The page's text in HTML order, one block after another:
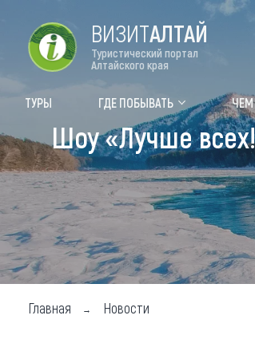
Форум VISIT ALTAI
Туры
ВИЗИТАЛТАЙ
Туристический портал
Алтайского края
ТУРЫ ГДЕ ПОБЫВАТЬ ЧЕМ
Шоу «Лучше
Главная Новости